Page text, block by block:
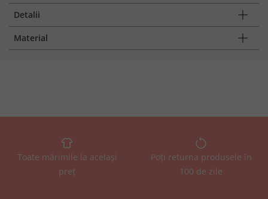
Detalii
Material
Toate mărimile la același
preț
Poți returna produsele în
100 de zile